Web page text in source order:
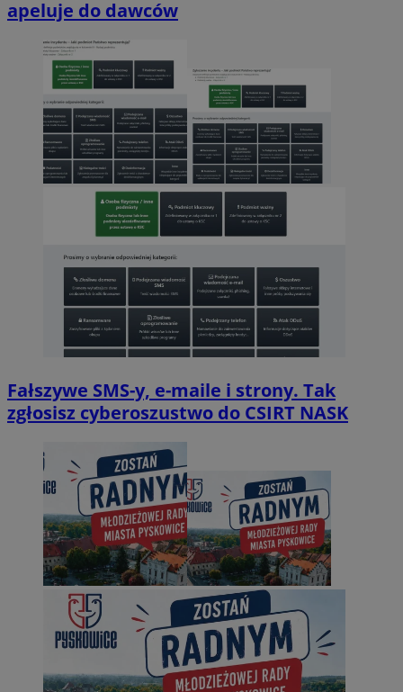
apeluje do dawców
Fałszywe SMS-y, e-maile i strony. Tak
zgłosisz cyberoszustwo do CSIRT NASK